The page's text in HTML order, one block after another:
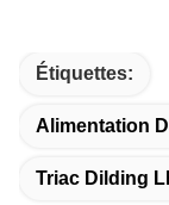
Étiquettes:
Alimentation
Triac Dilding